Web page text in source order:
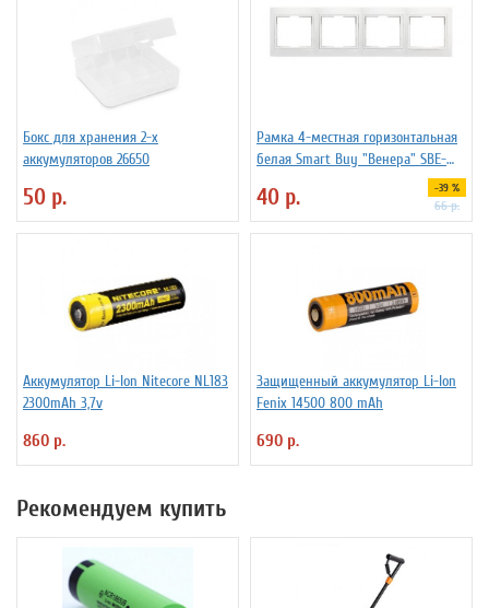
Бокс для хранения 2-х
аккумуляторов 26650
50 р.
Рамка 4-местная горизонтальная
белая Smart Buy "Венера" SBE-
40 р. -39 %
66 р.
Аккумулятор Li-Ion Niteсore NL183
2300mAh 3,7v
860 р.
Защищенный аккумулятор Li-Ion
Fenix 14500 800 mAh
690 р.
Рекомендуем купить